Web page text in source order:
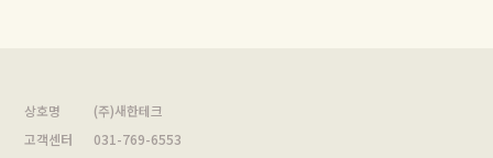
상호명
(주)새한테크
고객센터
031-769-6553